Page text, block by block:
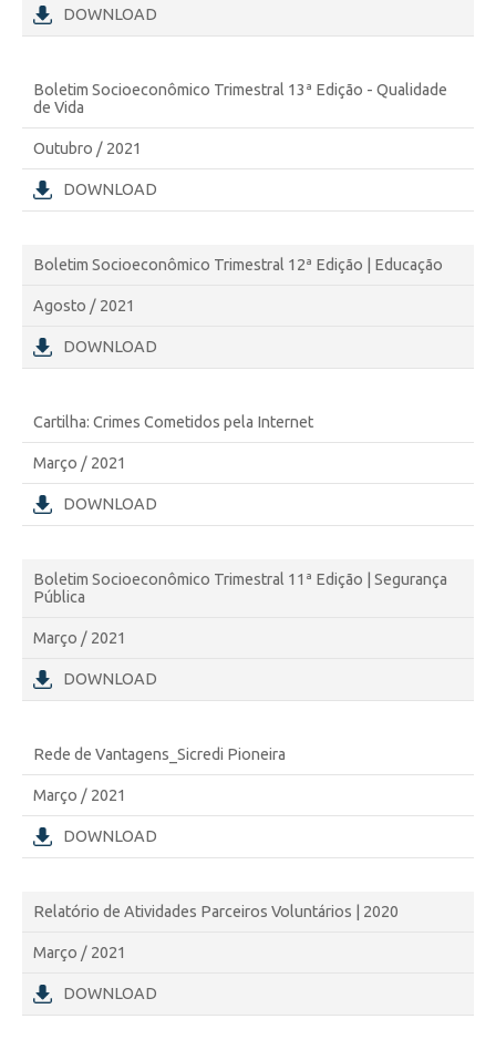
DOWNLOAD
Boletim Socioeconômico Trimestral 13ª Edição - Qualidade
de Vida
Outubro / 2021
DOWNLOAD
Boletim Socioeconômico Trimestral 12ª Edição | Educação
Agosto / 2021
DOWNLOAD
Cartilha: Crimes Cometidos pela Internet
Março / 2021
DOWNLOAD
Boletim Socioeconômico Trimestral 11ª Edição | Segurança
Pública
Março / 2021
DOWNLOAD
Rede de Vantagens_Sicredi Pioneira
Março / 2021
DOWNLOAD
Relatório de Atividades Parceiros Voluntários | 2020
Março / 2021
DOWNLOAD